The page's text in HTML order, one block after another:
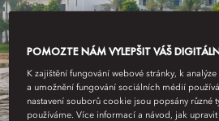
POMOZTE NÁM VYLEPŠIT VÁŠ
K zajištění fungování webové stránky, k
a umožnění fungování sociálních médií
nastavení souborů cookie jsou popsány různé
používáme. Více informací a návod, jak upravit